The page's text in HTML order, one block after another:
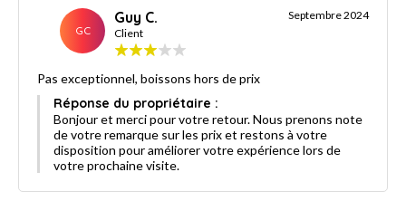
GC
Guy C.
Client
Septembre 2024
Pas exceptionnel, boissons hors de prix
Réponse du propriétaire :
Bonjour et merci pour votre retour. Nous prenons note
de votre remarque sur les prix et restons à votre
disposition pour améliorer votre expérience lors de
votre prochaine visite.